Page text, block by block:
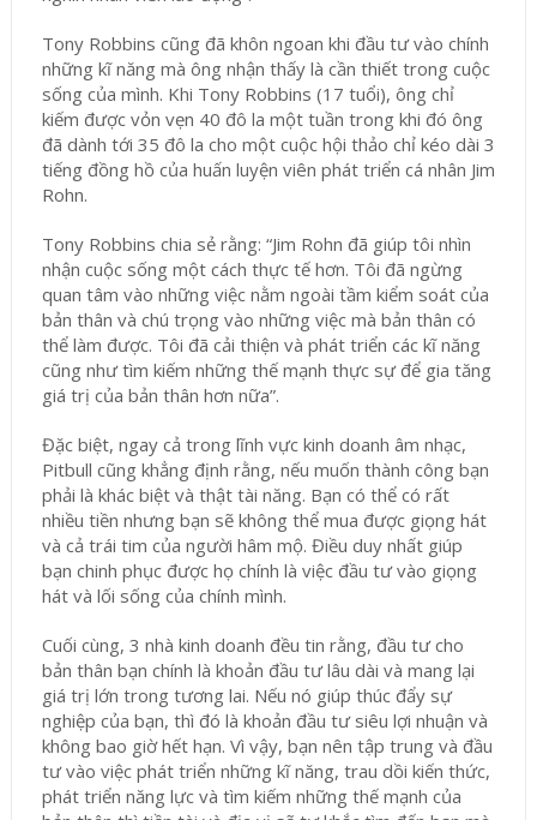
Tony Robbins cũng đã khôn ngoan khi đầu tư vào chính
những kĩ năng mà ông nhận thấy là cần thiết trong cuộc
sống của mình. Khi Tony Robbins (17 tuổi), ông chỉ
kiếm được vỏn vẹn 40 đô la một tuần trong khi đó ông
đã dành tới 35 đô la cho một cuộc hội thảo chỉ kéo dài 3
tiếng đồng hồ của huấn luyện viên phát triển cá nhân Jim
Rohn.
Tony Robbins chia sẻ rằng: “Jim Rohn đã giúp tôi nhìn
nhận cuộc sống một cách thực tế hơn. Tôi đã ngừng
quan tâm vào những việc nằm ngoài tầm kiểm soát của
bản thân và chú trọng vào những việc mà bản thân có
thể làm được. Tôi đã cải thiện và phát triển các kĩ năng
cũng như tìm kiếm những thế mạnh thực sự để gia tăng
giá trị của bản thân hơn nữa”.
Đặc biệt, ngay cả trong lĩnh vực kinh doanh âm nhạc,
Pitbull cũng khẳng định rằng, nếu muốn thành công bạn
phải là khác biệt và thật tài năng. Bạn có thể có rất
nhiều tiền nhưng bạn sẽ không thể mua được giọng hát
và cả trái tim của người hâm mộ. Điều duy nhất giúp
bạn chinh phục được họ chính là việc đầu tư vào giọng
hát và lối sống của chính mình.
Cuối cùng, 3 nhà kinh doanh đều tin rằng, đầu tư cho
bản thân bạn chính là khoản đầu tư lâu dài và mang lại
giá trị lớn trong tương lai. Nếu nó giúp thúc đẩy sự
nghiệp của bạn, thì đó là khoản đầu tư siêu lợi nhuận và
không bao giờ hết hạn. Vì vậy, bạn nên tập trung và đầu
tư vào việc phát triển những kĩ năng, trau dồi kiến thức,
phát triển năng lực và tìm kiếm những thế mạnh của